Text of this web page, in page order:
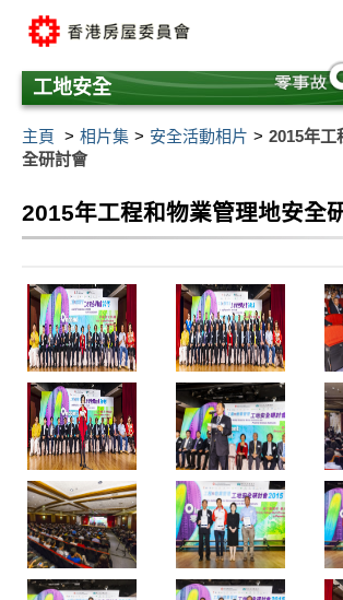
要
內
工地安全
主頁 相片集 安全活動相片
2015年工
全研討會
2015年工程和物業管理地安全